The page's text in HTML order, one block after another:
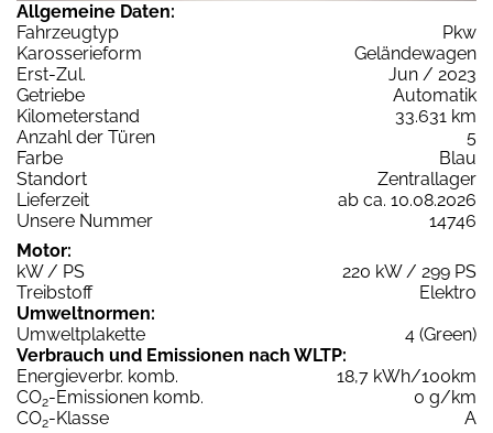
Allgemeine Daten:
Fahrzeugtyp
Pkw
Karosserieform
Geländewagen
Erst-Zul.
Jun / 2023
Getriebe
Automatik
Kilometerstand
33.631 km
Anzahl der Türen
5
Farbe
Blau
Standort
Zentrallager
Lieferzeit
ab ca. 10.08.2026
Unsere Nummer
14746
Motor:
kW / PS
220 kW / 299 PS
Treibstoff
Elektro
Umweltnormen:
Umweltplakette
4 (Green)
Verbrauch und Emissionen nach WLTP:
Energieverbr. komb.
18,7 kWh/100km
CO2-Emissionen komb.
0 g/km
CO2-Klasse
A